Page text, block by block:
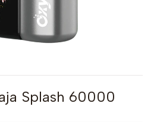
Splash 60000